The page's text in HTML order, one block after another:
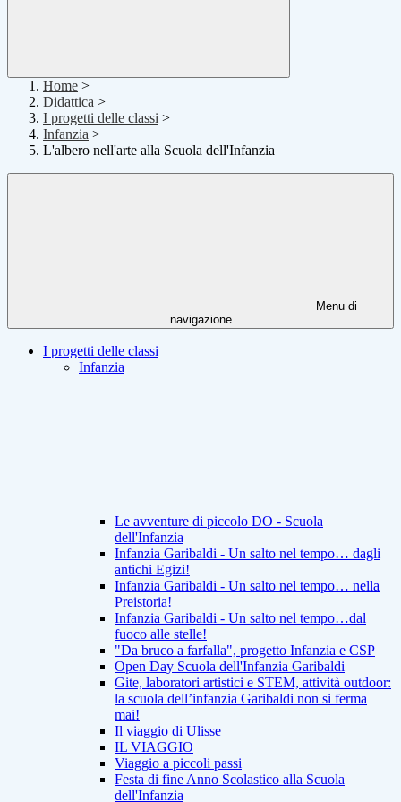
Home >
Didattica >
I progetti delle classi >
Infanzia >
L'albero nell'arte alla Scuola dell'Infanzia
Menu di
navigazione
I progetti delle classi
Infanzia
Le avventure di piccolo DO - Scuola
dell'Infanzia
Infanzia Garibaldi - Un salto nel tempo… dagli
antichi Egizi!
Infanzia Garibaldi - Un salto nel tempo… nella
Preistoria!
Infanzia Garibaldi - Un salto nel tempo…dal
fuoco alle stelle!
"Da bruco a farfalla", progetto Infanzia e CSP
Open Day Scuola dell'Infanzia Garibaldi
Gite, laboratori artistici e STEM, attività outdoor:
la scuola dell’infanzia Garibaldi non si ferma
mai!
Il viaggio di Ulisse
IL VIAGGIO
Viaggio a piccoli passi
Festa di fine Anno Scolastico alla Scuola
dell'Infanzia